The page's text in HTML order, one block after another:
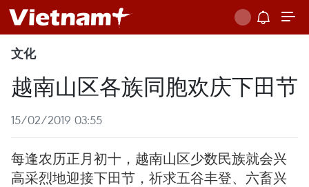
文化
越南山区各族同胞欢庆下田节
15/02/2019 03:55
每逢农历正月初十，越南山区少数民族就会兴
高采烈地迎接下田节，祈求五谷丰登、六畜兴